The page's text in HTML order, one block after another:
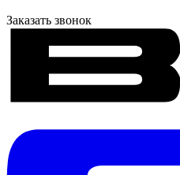
Заказать звонок